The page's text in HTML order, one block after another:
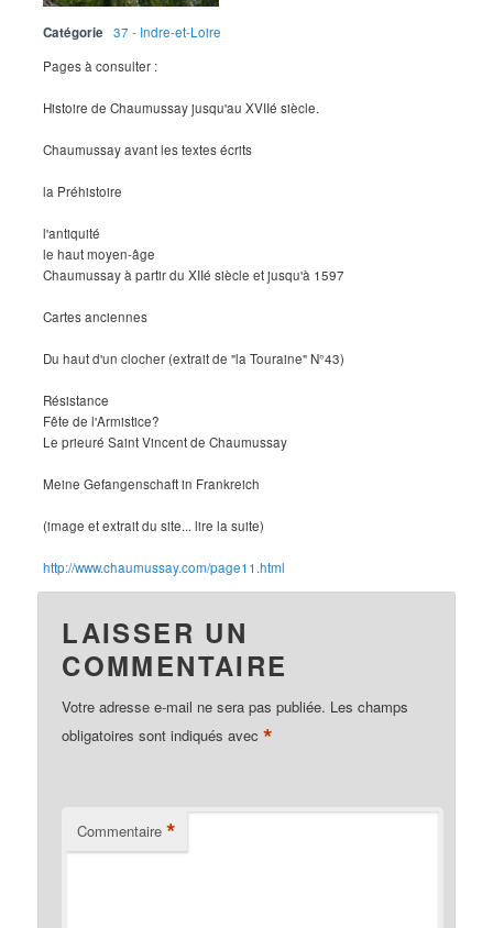
Catégorie
37 - Indre-et-Loire
Pages à consulter :
Histoire de Chaumussay jusqu'au XVIIé siècle.
Chaumussay avant les textes écrits
la Préhistoire
l'antiquité
le haut moyen-âge
Chaumussay à partir du XIIé siècle et jusqu'à 1597
Cartes anciennes
Du haut d'un clocher (extrait de "la Touraine" N°43)
Résistance
Fête de l'Armistice?
Le prieuré Saint Vincent de Chaumussay
Meine Gefangenschaft in Frankreich
(image et extrait du site... lire la suite)
http://www.chaumussay.com/page11.html
LAISSER UN
COMMENTAIRE
Votre adresse e-mail ne sera pas publiée. Les champs
obligatoires sont indiqués avec*
Commentaire *